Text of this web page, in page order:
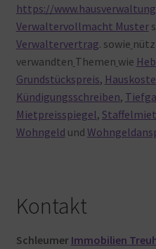
https://
Verwaltervollmacht Muster
Verwaltervertrag. sowie
verwandten Themen wie
Grundstückspreis,
Kündigungsschreiben,
Mietpreisspiegel,
Wohngeld und
Kontakt
Schleumer Immobilien